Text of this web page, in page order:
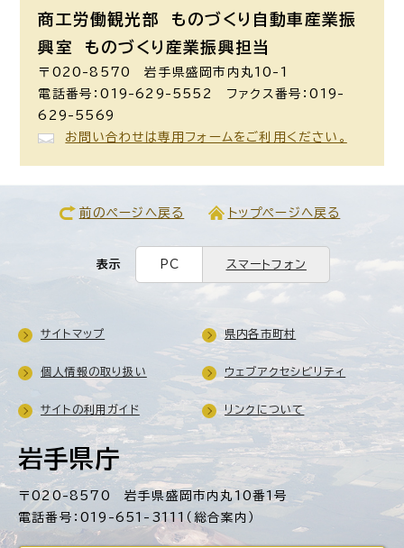
商工労働観光部 ものづくり自動車産業振
興室
ものづくり産業振興担当
〒020-8570 岩手県盛岡市内丸10-1
電話番号：019-629-5552 ファクス番号：019-
629-5569
お問い合わせは専用フォームをご利用ください。
前のページへ戻る トップページへ戻る
表示 PC スマートフォン
岩手県庁
〒020-8570 岩手県盛岡市内丸10番1号
電話番号：019-651-3111（総合案内）
サイトマップ 県内各市町村
個人情報の取り扱い ウェブアクセシビリティ
サイトの利用ガイド リンクについて